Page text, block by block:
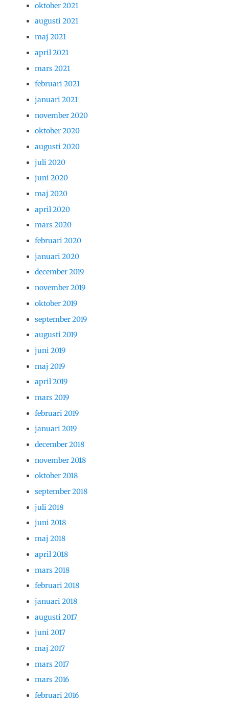
oktober 2021
augusti 2021
maj 2021
april 2021
mars 2021
februari 2021
januari 2021
november 2020
oktober 2020
augusti 2020
juli 2020
juni 2020
maj 2020
april 2020
mars 2020
februari 2020
januari 2020
december 2019
november 2019
oktober 2019
september 2019
augusti 2019
juni 2019
maj 2019
april 2019
mars 2019
februari 2019
januari 2019
december 2018
november 2018
oktober 2018
september 2018
juli 2018
juni 2018
maj 2018
april 2018
mars 2018
februari 2018
januari 2018
augusti 2017
juni 2017
maj 2017
mars 2017
mars 2016
februari 2016